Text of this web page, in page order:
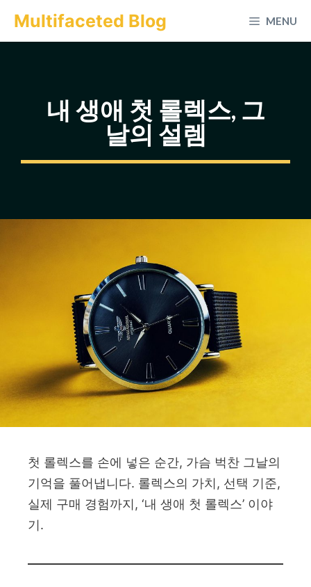
Multifaceted Blog MENU
내 생애 첫 롤렉스, 그
날의 설렘
첫 롤렉스를 손에 넣은 순간, 가슴 벅찬 그날의
기억을 풀어냅니다. 롤렉스의 가치, 선택 기준,
실제 구매 경험까지, ‘내 생애 첫 롤렉스’ 이야
기.